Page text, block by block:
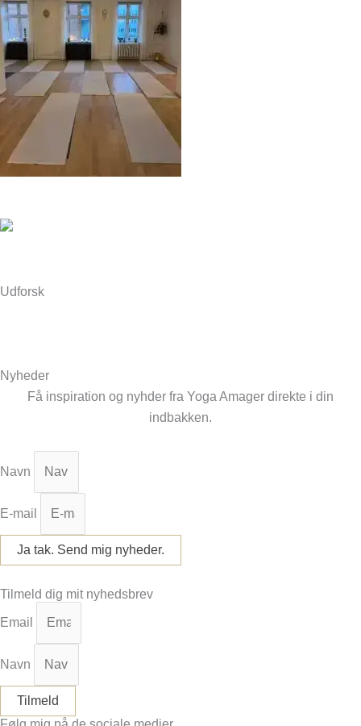
Udforsk
Nyheder
Få inspiration og nyhder fra Yoga Amager direkte i din
indbakken.
Navn
E-mail
Ja tak. Send mig nyheder.
Tilmeld dig mit nyhedsbrev
Email
Navn
Tilmeld